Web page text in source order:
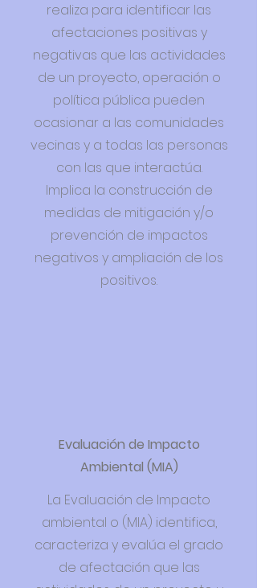
realiza para identificar las
afectaciones positivas y
negativas que las actividades
de un proyecto, operación o
política pública pueden
ocasionar a las comunidades
vecinas y a todas las personas
con las que interactúa.
Implica la construcción de
medidas de mitigación y/o
prevención de impactos
negativos y ampliación de los
positivos.
Evaluación de Impacto
Ambiental (MIA)
La Evaluación de Impacto
ambiental o (MIA) identifica,
caracteriza y evalúa el grado
de afectación que las